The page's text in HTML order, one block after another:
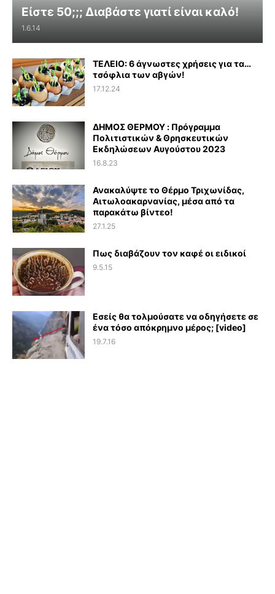
Είστε 50;;; Διαβάστε γιατί είναι καλό!
1.6.14
ΤΕΛΕΙΟ: 6 άγνωστες χρήσεις για τα…
τσόφλια των αβγών!
17.12.24
ΔΗΜΟΣ ΘΕΡΜΟΥ : Πρόγραμμα
Πολιτιστικών & Θρησκευτικών
Εκδηλώσεων Αυγούστου 2023
16.8.23
Ανακαλύψτε το Θέρμο Τριχωνίδας,
Αιτωλοακαρνανίας, μέσα από τα
παρακάτω βίντεο!
27.1.25
Πως διαβάζουν τον καφέ οι ειδικοί
9.5.15
Εσείς θα τολμούσατε να οδηγήσετε σε
ένα τόσο απόκρημνο μέρος; [video]
19.7.16